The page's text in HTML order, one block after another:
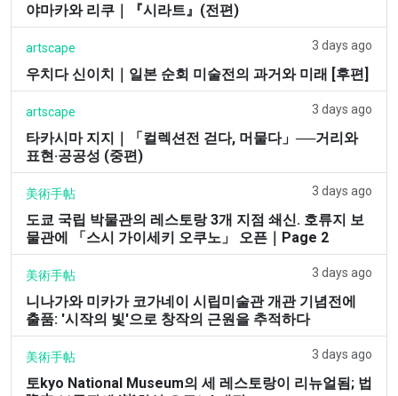
야마카와 리쿠｜『시라트』(전편)
artscape 3 days ago
우치다 신이치｜일본 순회 미술전의 과거와 미래 [후편]
artscape 3 days ago
타카시마 지지｜「컬렉션전 걷다, 머물다」──거리와
표현·공공성 (중편)
美術手帖 3 days ago
도쿄 국립 박물관의 레스토랑 3개 지점 쇄신. 호류지 보
물관에 「스시 가이세키 오쿠노」 오픈｜Page 2
美術手帖 3 days ago
니나가와 미카가 코가네이 시립미술관 개관 기념전에
출품: '시작의 빛'으로 창작의 근원을 추적하다
美術手帖 3 days ago
토kyo National Museum의 세 레스토랑이 리뉴얼됨; 법